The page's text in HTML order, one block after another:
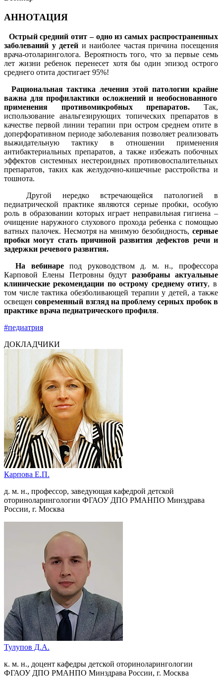
АННОТАЦИЯ
Острый средний отит – одно из самых распространенных
заболеваний у детей и наиболее частая причина посещения
врача-отоларинголога. Вероятность того, что за первые семь
лет жизни ребенок перенесет хотя бы один эпизод острого
среднего отита достигает 95%!
Рациональная тактика леченияэтой патологиикрайне
важна для профилактики осложненийи необоснованного
применения противомикробных препаратов. Так,
использование анальгезирующих топических препаратов в
качестве первой линии терапии при остром среднем отите в
доперфоративном периоде заболевания позволяет реализовать
выжидательную тактику в отношении применения
антибактериальных препаратов, а также избежать побочных
эффектов системных нестероидных противовоспалительных
препаратов, таких как желудочно-кишечные расстройства и
тошнота.
Другой нередко встречающейся патологией в
педиатрической практике являются серные пробки, особую
роль в образовании которых играет неправильная гигиена –
очищение наружного слухового прохода ребенка с помощью
ватных палочек. Несмотря на мнимую безобидность, серные
пробки могут стать причинойразвития дефектов речии
задержки речевого развития.
На вебинарепод руководством д. м. н., профессора
Карповой Елены Петровны будут разобраны актуальные
клинические рекомендации по острому среднему отиту, в
том числе тактика обезболивающей терапии у детей, а также
освещенсовременный взгляд на проблему серных пробок в
практике врача педиатрического профиля.
#педиатрия
ДОКЛАДЧИКИ
Карпова Е.П.
д. м. н., профессор, заведующая кафедрой детской
оториноларингологии ФГАОУ ДПО РМАНПО Минздрава
России, г. Москва
Тулупов Д.А.
к. м. н., доцент кафедры детской оториноларингологии
ФГАОУ ДПО РМАНПО Минздрава России, г. Москва